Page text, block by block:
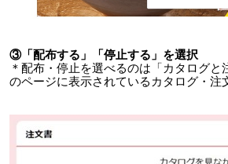
③「配布する」「停止する」を選択
＊配布・停止を選べるのは「カタログと
のページに表示されているカタログ・注